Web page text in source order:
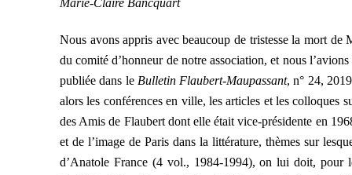
Marie-Claire Bancquart
Nous avons appris avec beaucoup de tristesse la mort
du comité d’honneur de notre association, et nous
publiée dans le Bulletin Flaubert-Maupassant, n° 24,
alors les conférences en ville, les articles et les colloques
des Amis de Flaubert dont elle était vice-présidente en
et de l’image de Paris dans la littérature, thèmes sur
d’Anatole France (4 vol., 1984-1994), on lui doit, pour